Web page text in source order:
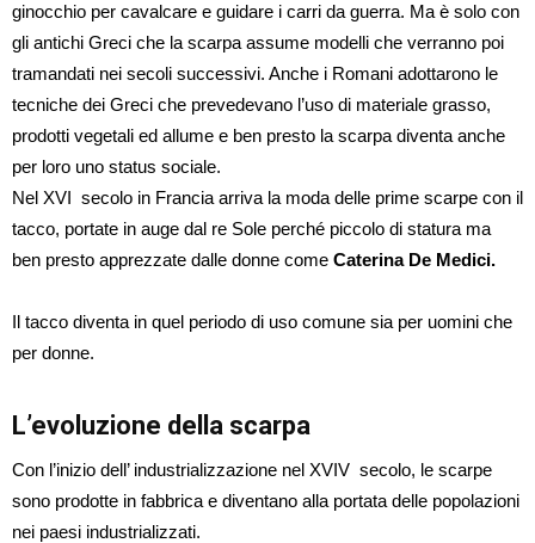
ginocchio per cavalcare e guidare i carri da guerra. Ma è solo con
gli antichi Greci che la scarpa assume modelli che verranno poi
tramandati nei secoli successivi. Anche i Romani adottarono le
tecniche dei Greci che prevedevano l’uso di materiale grasso,
prodotti vegetali ed allume e ben presto la scarpa diventa anche
per loro uno status sociale.
Nel XVI secolo in Francia arriva la moda delle prime scarpe con il
tacco, portate in auge dal re Sole perché piccolo di statura ma
ben presto apprezzate dalle donne come Caterina De Medici.
Il tacco diventa in quel periodo di uso comune sia per uomini che
per donne.
L’evoluzione della scarpa
Con l’inizio dell’ industrializzazione nel XVIV secolo, le scarpe
sono prodotte in fabbrica e diventano alla portata delle popolazioni
nei paesi industrializzati.